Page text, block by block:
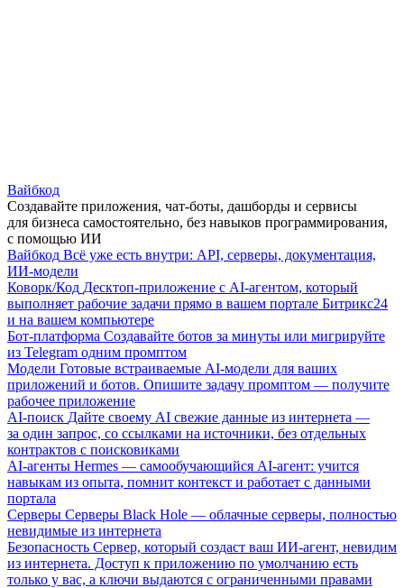
Вайбкод
Создавайте приложения, чат-боты, дашборды и сервисы
для бизнеса самостоятельно, без навыков программирования,
с помощью ИИ
Вайбкод Всё уже есть внутри: API, серверы, документация,
ИИ-модели
Коворк/Код Десктоп-приложение с AI-агентом, который
выполняет рабочие задачи прямо в вашем портале Битрикс24
и на вашем компьютере
Бот-платформа Создавайте ботов за минуты или мигрируйте
из Telegram одним промптом
Модели Готовые встраиваемые AI-модели для ваших
приложений и ботов. Опишите задачу промптом — получите
рабочее приложение
AI-поиск Дайте своему AI свежие данные из интернета —
за один запрос, со ссылками на источники, без отдельных
контрактов с поисковиками
AI-агенты Hermes — самообучающийся AI-агент: учится
навыкам из опыта, помнит контекст и работает с данными
портала
Серверы Серверы Black Hole — облачные серверы, полностью
невидимые из интернета
Безопасность Сервер, который создаст ваш ИИ-агент, невидим
из интернета. Доступ к приложению по умолчанию есть
только у вас, а ключи выдаются с ограниченными правами